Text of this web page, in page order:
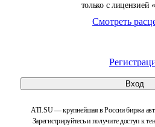
только с лицензией
Смотреть
Вход
ATI.SU — крупнейшая в России биржа
Зарегистрируйтесь и получите доступ к